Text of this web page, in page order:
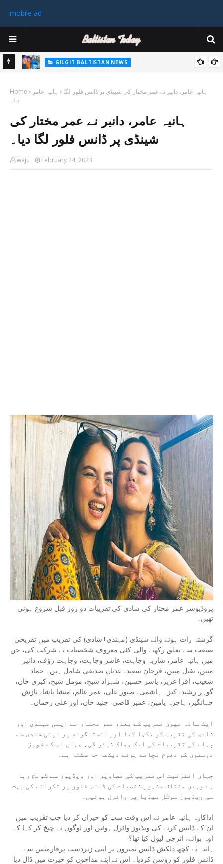
mobile ad
GILGIT BALTISTAN NEWS
میٹر چوٹی سر کیHome ہانیہ عامر
ہانیہ عامر، دانیر نے عمر مختار کی شینڈی پر ڈانس فلور لگا
دیا۔
ہانیہ عامر، دانیر نے عمر مختار کی
شینڈی پر ڈانس فلور لگا دیا۔
waju February 24, 2023
پروڈیوسر عمر مختار کی شادی کی تقریبات دو روز قبل شروع ہوئی
تھیں۔
گزشتہ رات ہونے والے شینڈی (مہندی+شادی) کی تقریب میں تفریحی
صنعت سے تعلق رکھنے والی کئی معروف شخصیات نے شرکت کی، جن
میں ہانیہ عامر، شازیہ وجاہت، عاشر وجاہت، وجاہت رؤف، دانیر
مبین، نفیل مبین، فرحان سعید، عدنان صدیقی شامل ہیں۔ حماد
شعیب، اقرا عزیز، یاسر حسین، شہزاد شیخ، مومل شیخ، کبریٰ خان،
گوہر رشید، کنزہ ہاشمی، صبور علی، عمر عالم، منشا پاشا، نازش
جہانگیر، ہاجرہ یامین، عمیر قاضی، جنید خان، اور علی رحمان۔
ایک سادہ میون تقریب کے بعد، عمر مختار نے اپنی مہندی اور
شادی کی تقریب کو یکجا کیا اور انسٹاگرام پر اپنی شادی سے
پہلے کی تقریبات کی ایک جھلک شیئر کی، جہاں اس کے شوبز
دوستوں کو دھوم مچاتے ہوئے دیکھا جا سکتا ہے۔
جہاں انٹرنیٹ اس تقریب کی تصاویر اور ویڈیوز سے گونج رہا
ہے وہیں مختلف مشہور شخصیات کی ڈانس فلور پر ٹکرانے کی بہت
سی ویڈیوز سوشل میڈیا پر وائرل ہوئیں۔
اداکارہ ہانیہ عامر نے اس وقت سب کو حیران کر دیا جب تقریب میں
ان کے ڈانس کرنے کی ویڈیوز وائرل ہوئیں اور لوگوں نے چیخ کر کہا کہ
اوہ بوائے، انرجی لیول کیا تھا؟
ڈانس فلور کو روشن کردیا۔ اس نے اپنے مداحوں کو حیرت میں ڈال دیا